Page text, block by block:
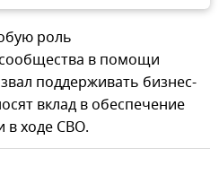
роль
в помощи
поддерживать бизнес-
вклад в обеспечение
в ходе СВО.